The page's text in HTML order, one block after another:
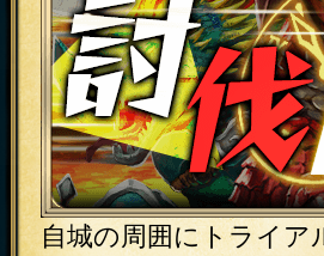
自城の周囲にトライア